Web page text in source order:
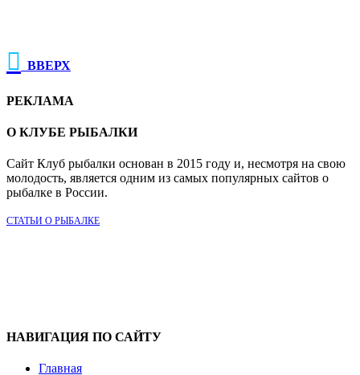
 ВВЕРХ
РЕКЛАМА
О КЛУБЕ РЫБАЛКИ
Сайт Клуб рыбалки основан в 2015 году и, несмотря на свою
молодость, является одним из самых популярных сайтов о
рыбалке в России.
СТАТЬИ О РЫБАЛКЕ
НАВИГАЦИЯ ПО САЙТУ
Главная